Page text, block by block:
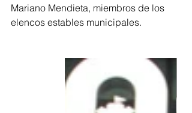
Mariano Mendieta, miembros de los
elencos estables municipales.